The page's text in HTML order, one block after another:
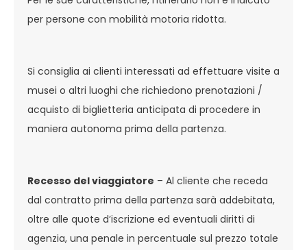
per persone con mobilità motoria ridotta.
Si consiglia ai clienti interessati ad effettuare visite a
musei o altri luoghi che richiedono prenotazioni /
acquisto di biglietteria anticipata di procedere in
maniera autonoma prima della partenza.
Recesso del viaggiatore – Al cliente che receda
dal contratto prima della partenza sarà addebitata,
oltre alle quote d’iscrizione ed eventuali diritti di
agenzia, una penale in percentuale sul prezzo totale